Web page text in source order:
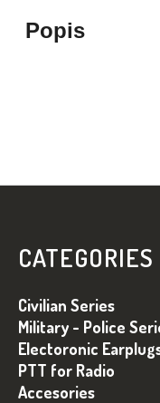
Popis
CATEGORIES
Civilian Series
Military - Police
Electoronic
PTT for Radio
Accesories